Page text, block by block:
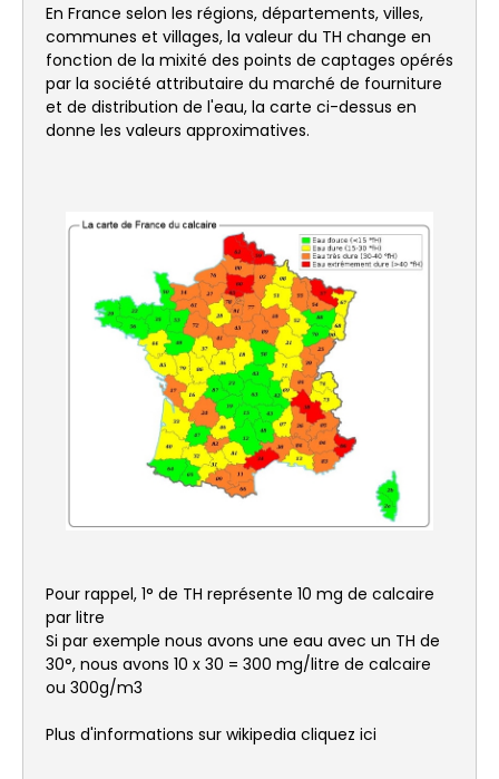
En France selon les régions, départements, villes,
communes et villages, la valeur du TH change en
fonction de la mixité des points de captages opérés
par la société attributaire du marché de fourniture
et de distribution de l'eau, la carte ci-dessus en
donne les valeurs approximatives.
Pour rappel, 1° de TH représente 10 mg de calcaire
par litre
Si par exemple nous avons une eau avec un TH de
30°, nous avons 10 x 30 = 300 mg/litre de calcaire
ou 300g/m3
Plus d'informations sur wikipedia cliquez ici